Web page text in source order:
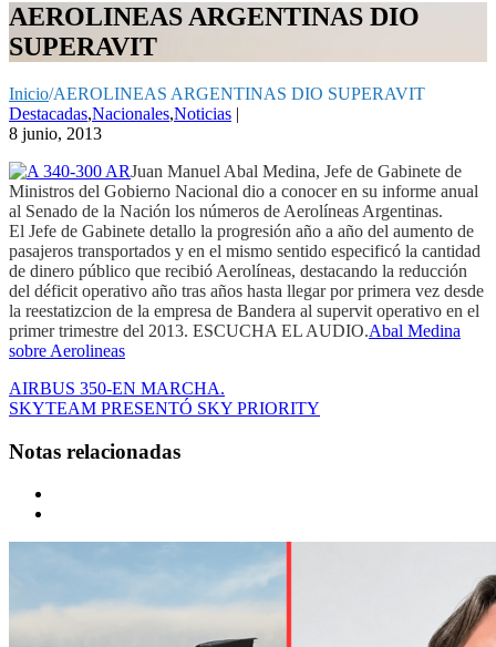
AEROLINEAS ARGENTINAS DIO
SUPERAVIT
Inicio/AEROLINEAS ARGENTINAS DIO SUPERAVIT
Destacadas,Nacionales,Noticias |
8 junio, 2013
Juan Manuel Abal Medina, Jefe de Gabinete de
Ministros del Gobierno Nacional dio a conocer en su informe anual
al Senado de la Nación los números de Aerolíneas Argentinas.
El Jefe de Gabinete detallo la progresión año a año del aumento de
pasajeros transportados y en el mismo sentido especificó la cantidad
de dinero público que recibió Aerolíneas, destacando la reducción
del déficit operativo año tras años hasta llegar por primera vez desde
la reestatizcion de la empresa de Bandera al supervit operativo en el
primer trimestre del 2013. ESCUCHA EL AUDIO.Abal Medina
sobre Aerolineas
AIRBUS 350-EN MARCHA.
SKYTEAM PRESENTÓ SKY PRIORITY
Notas relacionadas